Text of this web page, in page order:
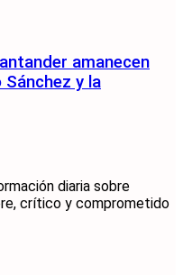
amanecen
y la
diaria sobre
crítico y comprometido